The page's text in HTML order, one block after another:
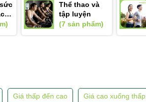
Thể thao và
tập luyện
(7 sản phẩm)
Giá thấp đến cao Giá cao xuống thấp